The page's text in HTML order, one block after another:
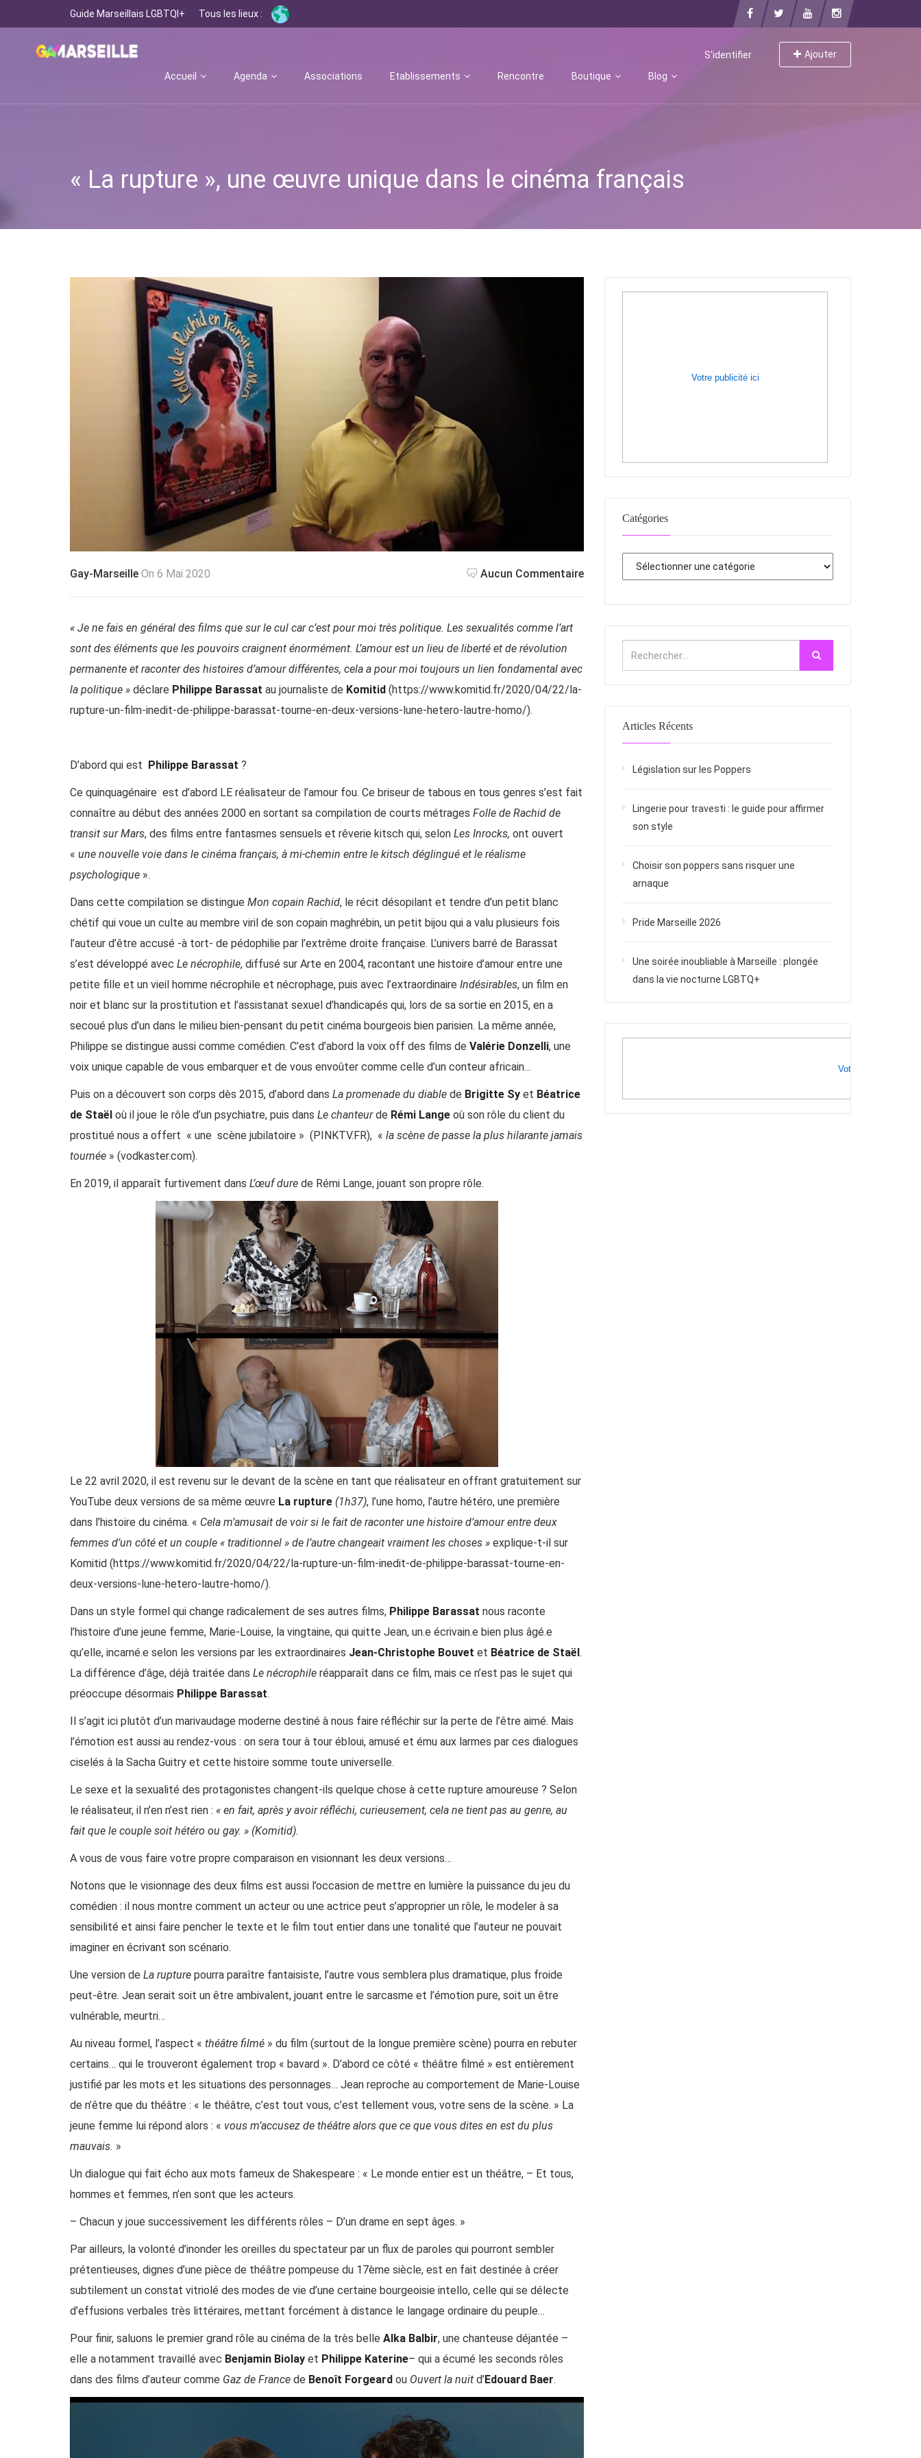
Guide Marseillais LGBTQI+ Tous les lieux :
S'identifier
Ajouter
Accueil
Agenda Associations Etablissements Rencontre Boutique Blog
« La rupture », une œuvre unique dans le cinéma français
Gay-Marseille On 6 Mai 2020 Aucun Commentaire
« Je ne fais en général des films que sur le cul car c’est pour moi très politique. Les sexualités comme l’art
sont des éléments que les pouvoirs craignent énormément. L’amour est un lieu de liberté et de révolution
permanente et raconter des histoires d’amour différentes, cela a pour moi toujours un lien fondamental avec
la politique » déclare Philippe Barassat au journaliste de Komitid (https://www.komitid.fr/2020/04/22/la-
rupture-un-film-inedit-de-philippe-barassat-tourne-en-deux-versions-lune-hetero-lautre-homo/).
D’abord qui est Philippe Barassat ?
Ce quinquagénaire est d’abord LE réalisateur de l’amour fou. Ce briseur de tabous en tous genres s’est fait
connaître au début des années 2000 en sortant sa compilation de courts métrages Folle de Rachid de
transit sur Mars, des films entre fantasmes sensuels et rêverie kitsch qui, selon Les Inrocks, ont ouvert
« une nouvelle voie dans le cinéma français, à mi-chemin entre le kitsch déglingué et le réalisme
psychologique ».
Dans cette compilation se distingue Mon copain Rachid, le récit désopilant et tendre d’un petit blanc
chétif qui voue un culte au membre viril de son copain maghrébin, un petit bijou qui a valu plusieurs fois
l’auteur d’être accusé -à tort- de pédophilie par l’extrême droite française. L’univers barré de Barassat
s’est développé avec Le nécrophile, diffusé sur Arte en 2004, racontant une histoire d’amour entre une
petite fille et un vieil homme nécrophile et nécrophage, puis avec l’extraordinaire Indésirables, un film en
noir et blanc sur la prostitution et l’assistanat sexuel d’handicapés qui, lors de sa sortie en 2015, en a
secoué plus d’un dans le milieu bien-pensant du petit cinéma bourgeois bien parisien. La même année,
Philippe se distingue aussi comme comédien. C’est d’abord la voix off des films de Valérie Donzelli, une
voix unique capable de vous embarquer et de vous envoûter comme celle d’un conteur africain…
Puis on a découvert son corps dès 2015, d’abord dans La promenade du diable de Brigitte Sy et Béatrice
de Staël où il joue le rôle d’un psychiatre, puis dans Le chanteurde Rémi Lange où son rôle du client du
prostitué nous a offert « une scène jubilatoire » (PINKTV.FR), « la scène de passe la plus hilarante jamais
tournée » (vodkaster.com).
En 2019, il apparaît furtivement dans L’œuf dure de Rémi Lange, jouant son propre rôle.
Le 22 avril 2020, il est revenu sur le devant de la scène en tant que réalisateur en offrant gratuitement sur
YouTube deux versions de sa même œuvre La rupture (1h37), l’une homo, l’autre hétéro, une première
dans l’histoire du cinéma. « Cela m’amusait de voir si le fait de raconter une histoire d’amour entre deux
femmes d’un côté et un couple « traditionnel » de l’autre changeait vraiment les choses » explique-t-il sur
Komitid (https://www.komitid.fr/2020/04/22/la-rupture-un-film-inedit-de-philippe-barassat-tourne-en-
deux-versions-lune-hetero-lautre-homo/).
Dans un style formel qui change radicalement de ses autres films, Philippe Barassat nous raconte
l’histoire d’une jeune femme, Marie-Louise, la vingtaine, qui quitte Jean, un.e écrivain.e bien plus âgé.e
qu’elle, incarné.e selon les versions par les extraordinaires Jean-Christophe Bouvet et Béatrice de Staël.
La différence d’âge, déjà traitée dans Le nécrophile réapparaît dans ce film, mais ce n’est pas le sujet qui
préoccupe désormais Philippe Barassat.
Il s’agit ici plutôt d’un marivaudage moderne destiné à nous faire réfléchir sur la perte de l’être aimé. Mais
l’émotion est aussi au rendez-vous : on sera tour à tour ébloui, amusé et ému aux larmes par ces dialogues
ciselés à la Sacha Guitry et cette histoire somme toute universelle.
Le sexe et la sexualité des protagonistes changent-ils quelque chose à cette rupture amoureuse ? Selon
le réalisateur, il n’en n’est rien : « en fait, après y avoir réfléchi, curieusement, cela ne tient pas au genre, au
fait que le couple soit hétéro ou gay. » (Komitid).
A vous de vous faire votre propre comparaison en visionnant les deux versions…
Notons que le visionnage des deux films est aussi l’occasion de mettre en lumière la puissance du jeu du
comédien : il nous montre comment un acteur ou une actrice peut s’approprier un rôle, le modeler à sa
sensibilité et ainsi faire pencher le texte et le film tout entier dans une tonalité que l’auteur ne pouvait
imaginer en écrivant son scénario.
Une version de La rupture pourra paraître fantaisiste, l’autre vous semblera plus dramatique, plus froide
peut-être. Jean serait soit un être ambivalent, jouant entre le sarcasme et l’émotion pure, soit un être
vulnérable, meurtri…
Au niveau formel, l’aspect « théâtre filmé » du film (surtout de la longue première scène) pourra en rebuter
certains… qui le trouveront également trop « bavard ». D’abord ce côté « théâtre filmé » est entièrement
justifié par les mots et les situations des personnages… Jean reproche au comportement de Marie-Louise
de n’être que du théâtre : « le théâtre, c’est tout vous, c’est tellement vous, votre sens de la scène. » La
jeune femme lui répond alors : « vous m’accusez de théâtre alors que ce que vous dites en est du plus
mauvais. »
Un dialogue qui fait écho aux mots fameux de Shakespeare : « Le monde entier est un théâtre, – Et tous,
hommes et femmes, n’en sont que les acteurs.
– Chacun y joue successivement les différents rôles – D’un drame en sept âges. »
Par ailleurs, la volonté d’inonder les oreilles du spectateur par un flux de paroles qui pourront sembler
prétentieuses, dignes d’une pièce de théâtre pompeuse du 17ème siècle, est en fait destinée à créer
subtilement un constat vitriolé des modes de vie d’une certaine bourgeoisie intello, celle qui se délecte
d’effusions verbales très littéraires, mettant forcément à distance le langage ordinaire du peuple…
Pour finir, saluons le premier grand rôle au cinéma de la très belle Alka Balbir, une chanteuse déjantée –
elle a notamment travaillé avec Benjamin Biolay et Philippe Katerine– qui a écumé les seconds rôles
dans des films d’auteur comme Gaz de France de Benoît Forgeard ou Ouvert la nuit d’Edouard Baer.
Votre publicité ici
Catégories
Articles Récents
Législation sur les Poppers
Lingerie pour travesti : le guide pour affirmer
son style
Choisir son poppers sans risquer une
arnaque
Pride Marseille 2026
Une soirée inoubliable à Marseille : plongée
dans la vie nocturne LGBTQ+
Votre publicité ici